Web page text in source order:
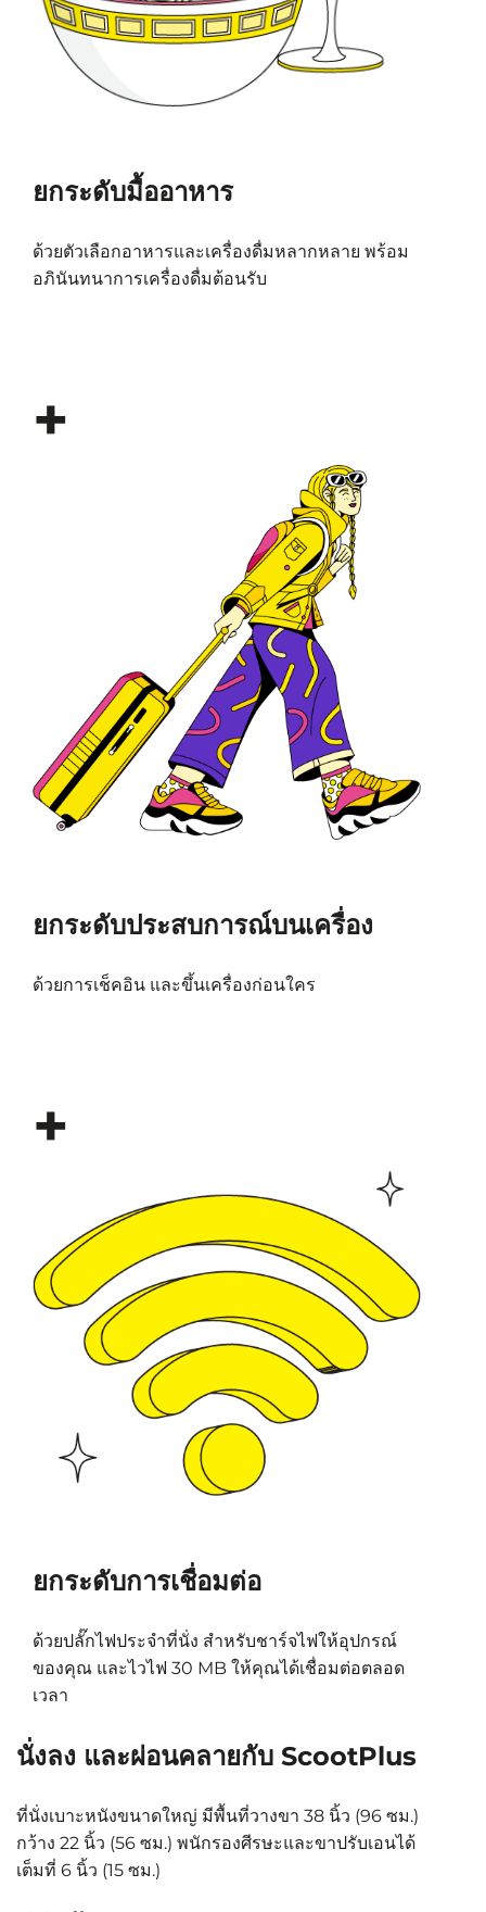
ยกระดับมื้ออาหาร
ด้วยตัวเลือกอาหารและเครื่องดื่มหลากหลาย พร้อม
อภินันทนาการเครื่องดื่มต้อนรับ
+
ยกระดับประสบการณ์บนเครื่อง
ด้วยการเช็คอิน และขึ้นเครื่องก่อนใคร
+
ยกระดับการเชื่อมต่อ
ด้วยปลั๊กไฟประจำที่นั่ง สำหรับชาร์จไฟให้อุปกรณ์
ของคุณ และไวไฟ 30 MB ให้คุณได้เชื่อมต่อตลอด
เวลา
นั่งลง และผ่อนคลายกับ ScootPlus
ที่นั่งเบาะหนังขนาดใหญ่ มีพื้นที่วางขา 38 นิ้ว (96 ซม.)
กว้าง 22 นิ้ว (56 ซม.) พนักรองศีรษะและขาปรับเอนได้
เต็มที่ 6 นิ้ว (15 ซม.)